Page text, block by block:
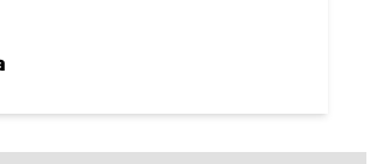
in človečnost, ki ste ji jo
prijazno besedo, spodbudo in
pomeni vedeti, da je bila moja mama
jo obravnavali s spoštovanjem in